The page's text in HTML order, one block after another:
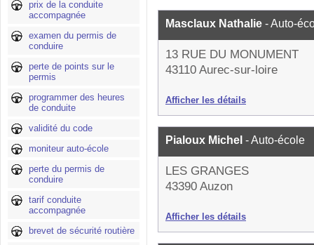
prix de la conduite
accompagnée
examen du permis de
conduire
perte de points sur le
permis
programmer des heures
de conduite
validité du code
moniteur auto-école
perte du permis de
conduire
tarif conduite
accompagnée
brevet de sécurité routière
Masclaux Nathalie - Auto-
13 RUE DU MONUMENT
43110 Aurec-sur-loire
Afficher les détails
Pialoux Michel - Auto-école
LES GRANGES
43390 Auzon
Afficher les détails